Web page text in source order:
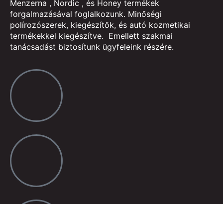
Menzerna , Nordic , és Honey termékek
forgalmazásával foglalkozunk. Minőségi
polírozószerek, kiegészítők, és autó kozmetikai
termékekkel kiegészítve. Emellett szakmai
tanácsadást biztosítunk ügyfeleink részére.